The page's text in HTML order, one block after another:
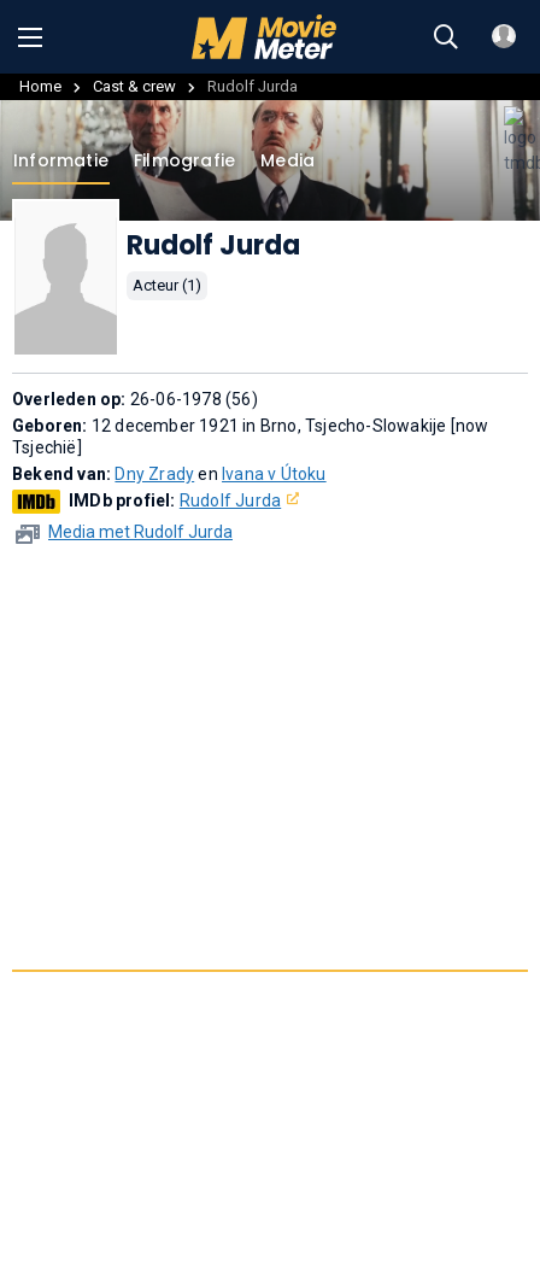
Home Cast & crew Rudolf Jurda
Informatie Filmografie Media
Rudolf Jurda
Acteur (1)
Overleden op: 26-06-1978 (56)
Geboren: 12 december 1921 in Brno, Tsjecho-Slowakije [now
Tsjechië]
Bekend van: Dny Zradyen Ivana v Útoku
IMDb profiel: Rudolf Jurda
Media met Rudolf Jurda